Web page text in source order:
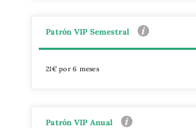
Patrón VIP Semestral
21€ por 6 meses
Patrón VIP Anual